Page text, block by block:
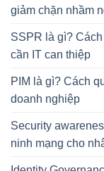
giảm chặn nhầm
SSPR là gì?
cần IT can thiệp
PIM là gì? Cách
doanh nghiệp
Security
ninh mạng cho